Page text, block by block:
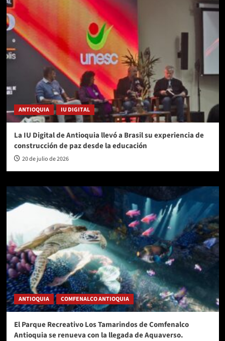
ANTIOQUIA IU DIGITAL
La IU Digital de Antioquia llevó a Brasil su experiencia de
construcción de paz desde la educación
20 de julio de 2026
ANTIOQUIA COMFENALCO ANTIOQUIA
El Parque Recreativo Los Tamarindos de Comfenalco
Antioquia se renueva con la llegada de Aquaverso.